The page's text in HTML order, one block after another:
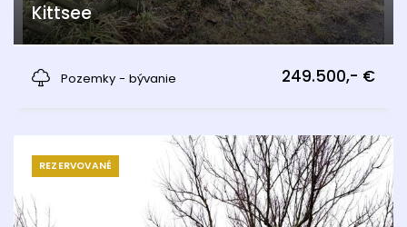
Kittsee
Pozemky - bývanie
249.500,- €
REZERVOVANÉ